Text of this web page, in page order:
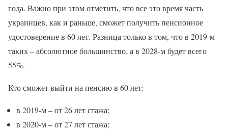
года. Важно при этом отметить, что все это время часть
украинцев, как и раньше, сможет получить пенсионное
удостоверение в 60 лет. Разница только в том, что в 2019-м
таких – абсолютное большинство, а в 2028-м будет всего
55%.
Кто сможет выйти на пенсию в 60 лет:
в 2019-м – от 26 лет стажа;
в 2020-м – от 27 лет стажа;